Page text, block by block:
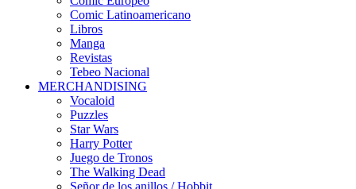
Comic Latinoamericano
Libros
Manga
Revistas
Tebeo Nacional
MERCHANDISING
Vocaloid
Puzzles
Star Wars
Harry Potter
Juego de Tronos
The Walking Dead
Señor de los anillos / Hobbit